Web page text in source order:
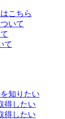
こちら
いて
て
知りたい
得したい
得したい